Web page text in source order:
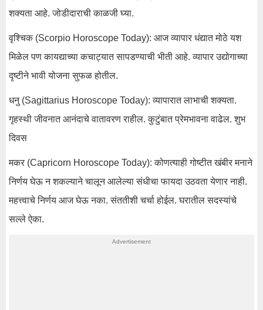
शक्यता आहे. जोडीदाराची काळजी घ्या.
वृश्चिक (Scorpio Horoscope Today): आज व्यापार धंद्यात मोठे यश
मिळेल पण कायद्याच्या कचाट्यात सापडण्याची भीती आहे. व्यापार उद्योगाच्या
दृष्टीने भावी योजना सुफळ होतील.
धनु (Sagittarius Horoscope Today): व्यापारात लाभाची शक्यता.
गृहस्थी जीवनात आनंदाचे वातावरण राहील. कुटुंबात प्रेमभावना वाढेल. शुभ
दिवस
मकर (Capricorn Horoscope Today): कोणत्याही गोष्टीत खंबीर मनाने
निर्णय घेऊ न शकल्याने चालून आलेल्या संधीचा फायदा उठवता येणार नाही.
महत्त्वाचे निर्णय आज घेऊ नका. संततीशी चर्चा होईल. घरातील सदस्यांचे
सल्ले ऐका.